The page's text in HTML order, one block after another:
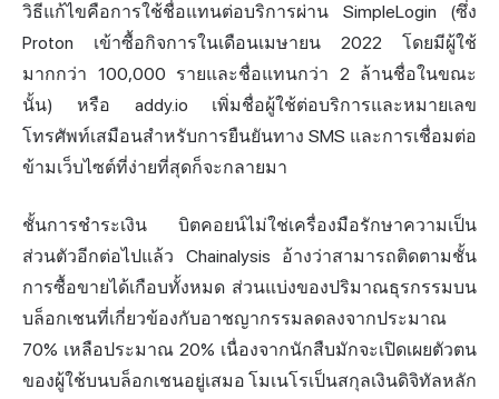
วิธีแก้ไขคือการใช้ชื่อแทนต่อบริการผ่าน SimpleLogin (ซึ่ง
Proton เข้าซื้อกิจการในเดือนเมษายน 2022 โดยมีผู้ใช้
มากกว่า 100,000 รายและชื่อแทนกว่า 2 ล้านชื่อในขณะ
นั้น) หรือ addy.io เพิ่มชื่อผู้ใช้ต่อบริการและหมายเลข
โทรศัพท์เสมือนสำหรับการยืนยันทาง SMS และการเชื่อมต่อ
ข้ามเว็บไซต์ที่ง่ายที่สุดก็จะกลายมา
ชั้นการชำระเงิน บิตคอยน์ไม่ใช่เครื่องมือรักษาความเป็น
ส่วนตัวอีกต่อไปแล้ว Chainalysis อ้างว่าสามารถติดตามชั้น
การซื้อขายได้เกือบทั้งหมด ส่วนแบ่งของปริมาณธุรกรรมบน
บล็อกเชนที่เกี่ยวข้องกับอาชญากรรมลดลงจากประมาณ
70% เหลือประมาณ 20% เนื่องจากนักสืบมักจะเปิดเผยตัวตน
ของผู้ใช้บนบล็อกเชนอยู่เสมอ โมเนโรเป็นสกุลเงินดิจิทัลหลัก